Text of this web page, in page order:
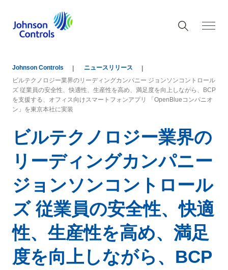
Johnson Controls
ニュースリリース
ビルテクノロジー業界のリーディングカンパニー ジョンソンコントロール
ズ 従業員の安全性、快適性、生産性を高め、満足度を向上しながら、BCP
を支援する、オフィス向けスマートフォンアプリ 「OpenBlueコンパニオ
ン」を東京本社に実装
ビルテクノロジー業界の
リーディングカンパニー
ジョンソンコントロール
ズ 従業員の安全性、快適
性、生産性を高め、満足
度を向上しながら、BCP